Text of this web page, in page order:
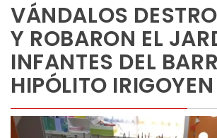
VÁNDALOS
Y ROBARON EL
INFANTES DEL
HIPÓLITO IRIGOYEN